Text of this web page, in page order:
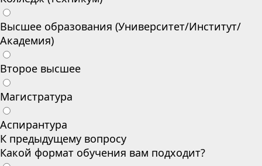
Высшее образования (Университет/Институт/
Академия)
Второе высшее
Магистратура
Аспирантура
К предыдущему вопросу
Какой формат обучения вам подходит?